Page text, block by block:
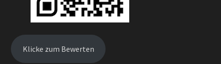
Klicke zum Bewerten